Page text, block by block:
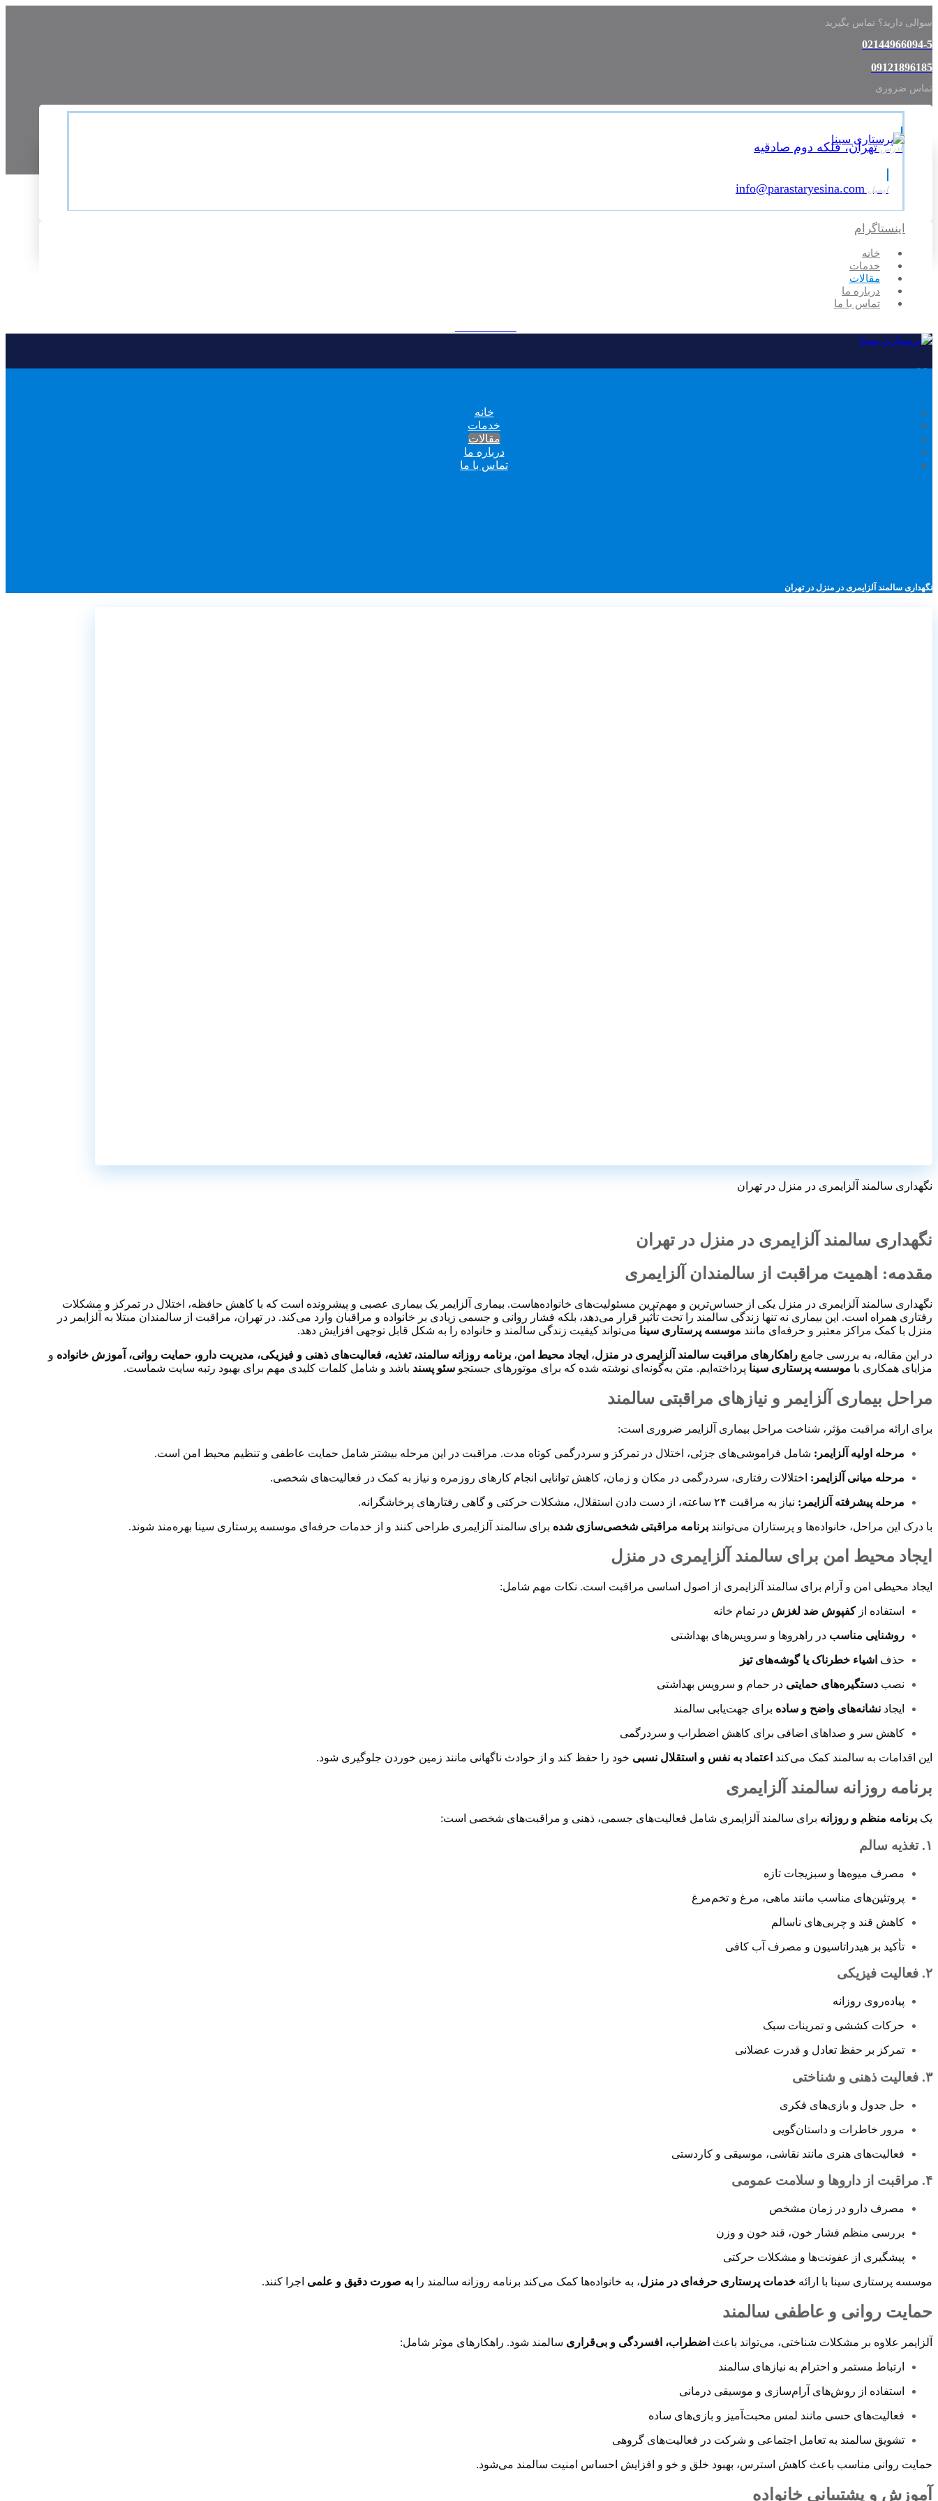
سوالی دارید؟ تماس بگیرید
02144966094-5
09121896185
تماس ضروری
آدرس:تهران، فلکه دوم صادقیه
ایمیل:info@parastaryesina.com
اینستاگرام
خانه
خدمات
مقالات
درباره ما
تماس با ما
خانه
خدمات
مقالات
درباره ما
تماس با ما
نگهداری سالمند آلزایمری در منزل در تهران
نگهداری سالمند آلزایمری در منزل در تهران
نگهداری سالمند آلزایمری در منزل در تهران
مقدمه: اهمیت مراقبت از سالمندان آلزایمری
نگهداری سالمند آلزایمری در منزل یکی از حساس‌ترین و مهم‌ترین مسئولیت‌های خانواده‌هاست. بیماری آلزایمر یک بیماری عصبی و پیشرونده است که با کاهش حافظه، اختلال در تمرکز و مشکلات
رفتاری همراه است. این بیماری نه تنها زندگی سالمند را تحت تأثیر قرار می‌دهد، بلکه فشار روانی و جسمی زیادی بر خانواده و مراقبان وارد می‌کند. در تهران، مراقبت از سالمندان مبتلا به آلزایمر در
منزل با کمک مراکز معتبر و حرفه‌ای مانند موسسه پرستاری سینا می‌تواند کیفیت زندگی سالمند و خانواده را به شکل قابل توجهی افزایش دهد.
در این مقاله، به بررسی جامع راهکارهای مراقبت سالمند آلزایمری در منزل، ایجاد محیط امن، برنامه روزانه سالمند، تغذیه، فعالیت‌های ذهنی و فیزیکی، مدیریت دارو، حمایت روانی، آموزش خانواده و
مزایای همکاری با موسسه پرستاری سینا پرداخته‌ایم. متن به‌گونه‌ای نوشته شده که برای موتورهای جستجو سئو پسند باشد و شامل کلمات کلیدی مهم برای بهبود رتبه سایت شماست.
مراحل بیماری آلزایمر و نیازهای مراقبتی سالمند
برای ارائه مراقبت مؤثر، شناخت مراحل بیماری آلزایمر ضروری است:
مرحله اولیه آلزایمر: شامل فراموشی‌های جزئی، اختلال در تمرکز و سردرگمی کوتاه مدت. مراقبت در این مرحله بیشتر شامل حمایت عاطفی و تنظیم محیط امن است.
مرحله میانی آلزایمر: اختلالات رفتاری، سردرگمی در مکان و زمان، کاهش توانایی انجام کارهای روزمره و نیاز به کمک در فعالیت‌های شخصی.
مرحله پیشرفته آلزایمر: نیاز به مراقبت ۲۴ ساعته، از دست دادن استقلال، مشکلات حرکتی و گاهی رفتارهای پرخاشگرانه.
با درک این مراحل، خانواده‌ها و پرستاران می‌توانند برنامه مراقبتی شخصی‌سازی شده برای سالمند آلزایمری طراحی کنند و از خدمات حرفه‌ای موسسه پرستاری سینا بهره‌مند شوند.
ایجاد محیط امن برای سالمند آلزایمری در منزل
ایجاد محیطی امن و آرام برای سالمند آلزایمری از اصول اساسی مراقبت است. نکات مهم شامل:
استفاده ازکفپوش ضد لغزش در تمام خانه
روشنایی مناسب در راهروها و سرویس‌های بهداشتی
حذف اشیاء خطرناک یا گوشه‌های تیز
نصب دستگیره‌های حمایتی در حمام و سرویس بهداشتی
ایجاد نشانه‌های واضح و ساده برای جهت‌یابی سالمند
کاهش سر و صداهای اضافی برای کاهش اضطراب و سردرگمی
این اقدامات به سالمند کمک می‌کند اعتماد به نفس و استقلال نسبی خود را حفظ کند و از حوادث ناگهانی مانند زمین خوردن جلوگیری شود.
برنامه روزانه سالمند آلزایمری
یک برنامه منظم و روزانه برای سالمند آلزایمری شامل فعالیت‌های جسمی، ذهنی و مراقبت‌های شخصی است:
۱. تغذیه سالم
مصرف میوه‌ها و سبزیجات تازه
پروتئین‌های مناسب مانند ماهی، مرغ و تخم‌مرغ
کاهش قند و چربی‌های ناسالم
تأکید بر هیدراتاسیون و مصرف آب کافی
۲. فعالیت فیزیکی
پیاده‌روی روزانه
حرکات کششی و تمرینات سبک
تمرکز بر حفظ تعادل و قدرت عضلانی
۳. فعالیت ذهنی و شناختی
حل جدول و بازی‌های فکری
مرور خاطرات و داستان‌گویی
فعالیت‌های هنری مانند نقاشی، موسیقی و کاردستی
۴. مراقبت از داروها و سلامت عمومی
مصرف دارو در زمان مشخص
بررسی منظم فشار خون، قند خون و وزن
پیشگیری از عفونت‌ها و مشکلات حرکتی
موسسه پرستاری سینا با ارائه خدمات پرستاری حرفه‌ای در منزل، به خانواده‌ها کمک می‌کند برنامه روزانه سالمند را به صورت دقیق و علمی اجرا کنند.
حمایت روانی و عاطفی سالمند
آلزایمر علاوه بر مشکلات شناختی، می‌تواند باعث اضطراب، افسردگی و بی‌قراری سالمند شود. راهکارهای موثر شامل:
ارتباط مستمر و احترام به نیازهای سالمند
استفاده از روش‌های آرام‌سازی و موسیقی درمانی
فعالیت‌های حسی مانند لمس محبت‌آمیز و بازی‌های ساده
تشویق سالمند به تعامل اجتماعی و شرکت در فعالیت‌های گروهی
حمایت روانی مناسب باعث کاهش استرس، بهبود خلق و خو و افزایش احساس امنیت سالمند می‌شود.
آموزش و پشتیبانی خانواده